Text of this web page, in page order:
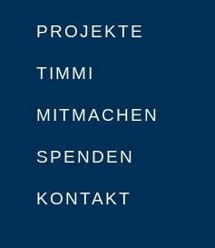
PROJEKTE
TIMMI
MITMACHEN
SPENDEN
KONTAKT